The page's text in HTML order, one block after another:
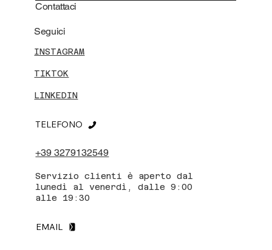
Contattaci
INSTAGRAM
TIKTOK
LINKEDIN
Seguici
+39 3279132549
TELEFONO
Servizio clienti è aperto dal
lunedì al venerdì, dalle 9:00
alle 19:30
EMAIL